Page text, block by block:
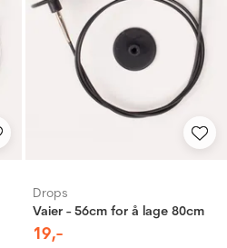
Drops
Vaier - 56cm for å lage 80cm
19,-